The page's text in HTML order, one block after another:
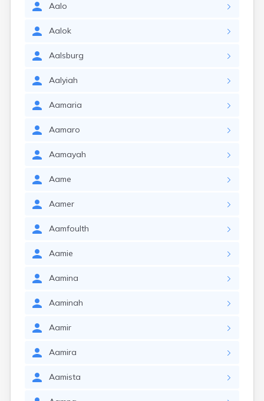
Aalo
Aalok
Aalsburg
Aalyiah
Aamaria
Aamaro
Aamayah
Aame
Aamer
Aamfoulth
Aamie
Aamina
Aaminah
Aamir
Aamira
Aamista